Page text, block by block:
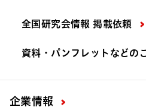
全国研究会情報 掲載依頼
資料・パンフレットなどの
企業情報